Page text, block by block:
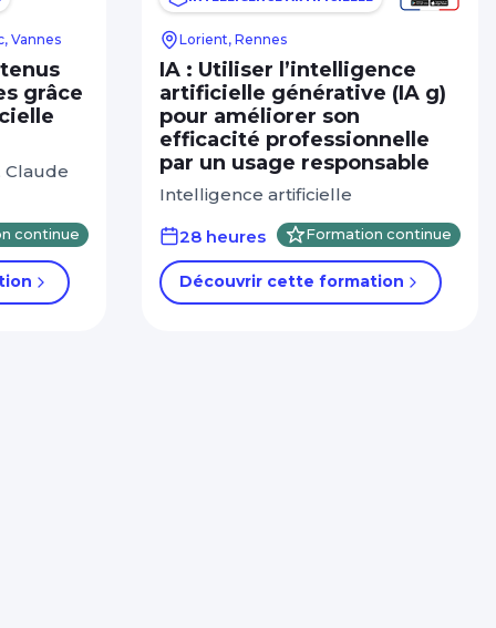
Vannes
grâce
Claude
continue
Lorient, Rennes
IA : Utiliser l’intelligence
artificielle générative (IA g)
pour améliorer son
efficacité professionnelle
par un usage responsable
Intelligence artificielle
28 heures
Formation continue
Découvrir cette formation